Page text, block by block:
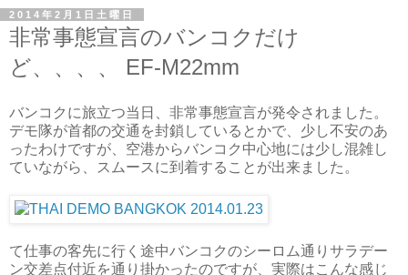
2014年2月1日土曜日
非常事態宣言のバンコクだけ
ど、、、、 EF-M22mm
バンコクに旅立つ当日、非常事態宣言が発令されました。
デモ隊が首都の交通を封鎖しているとかで、少し不安のあ
ったわけですが、空港からバンコク中心地には少し混雑し
ていながら、スムースに到着することが出来ました。
て仕事の客先に行く途中バンコクのシーロム通りサラデー
ン交差点付近を通り掛かったのですが、実際はこんな感じ